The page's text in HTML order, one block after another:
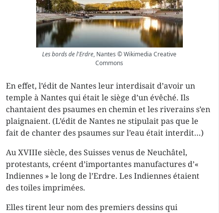
Les bords de l'Erdre, Nantes © Wikimedia Creative
Commons
En effet, l’édit de Nantes leur interdisait d’avoir un
temple à Nantes qui était le siège d’un évêché. Ils
chantaient des psaumes en chemin et les riverains s’en
plaignaient. (L’édit de Nantes ne stipulait pas que le
fait de chanter des psaumes sur l’eau était interdit…)
Au XVIIIe siècle, des Suisses venus de Neuchâtel,
protestants, créent d’importantes manufactures d’«
Indiennes » le long de l’Erdre. Les Indiennes étaient
des toiles imprimées.
Elles tirent leur nom des premiers dessins qui